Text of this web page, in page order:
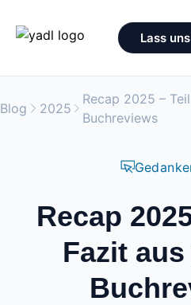
Lass
Blog 2025
Recap 2025 –
Buchreviews
Recap
Fazit